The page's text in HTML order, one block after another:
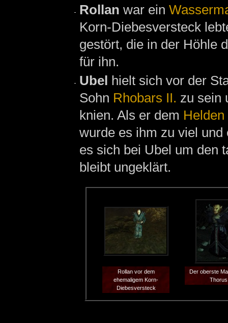
Rollan war ein
Korn-Diebesversteck
gestört, die in der Höhle
für ihn.
Ubel hielt sich vor der
Sohn Rhobars II. zu sein
knien. Als er dem Helden
wurde es ihm zu viel
es sich bei Ubel um den
bleibt ungeklärt.
Rollan vor dem
ehemaligem Korn-
Diebesversteck
Der oberste
Thorus